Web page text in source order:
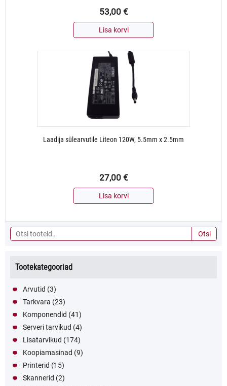
53,00 €
Lisa korvi
Laadija sülearvutile Liteon 120W, 5.5mm x 2.5mm
27,00 €
Lisa korvi
Otsi: Otsi
Tootekategooriad
Arvutid (3)
Tarkvara (23)
Komponendid (41)
Serveri tarvikud (4)
Lisatarvikud (174)
Koopiamasinad (9)
Printerid (15)
Skannerid (2)